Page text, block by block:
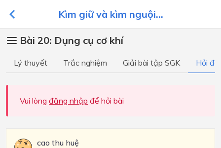
Kìm giữ và kìm nguội...
Bài 20: Dụng cụ cơ khí
Lý thuyết Trắc nghiệm Giải bài tập SGK Hỏi
Vui lòng đăng nhập để hỏi bài
cao thu huệ